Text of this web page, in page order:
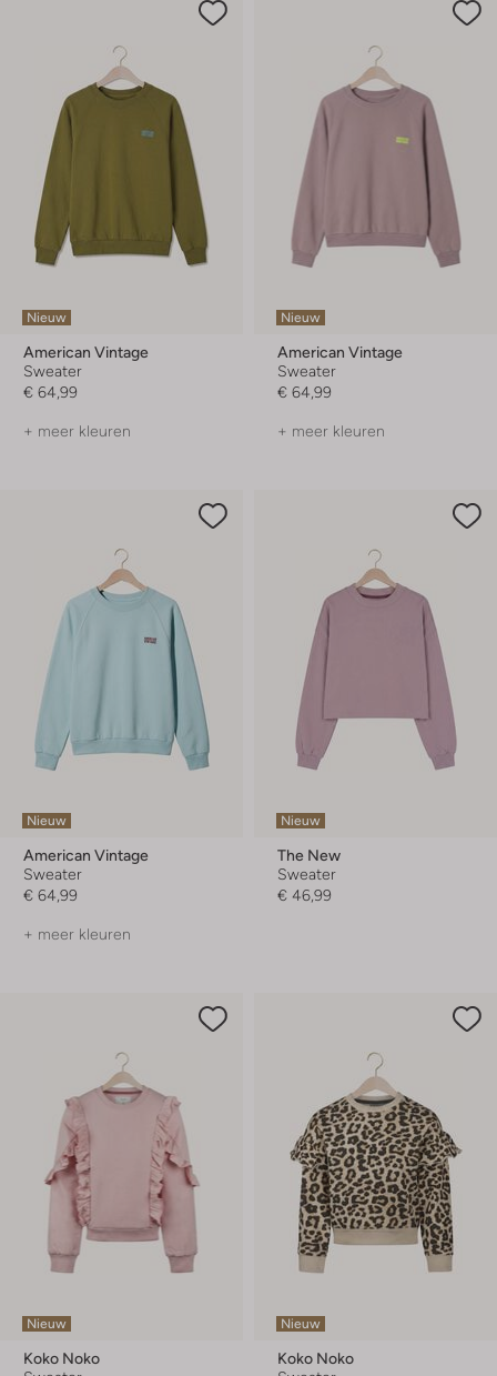
Nieuw
American Vintage
Sweater
€ 64,99
+ meer kleuren
Nieuw
American Vintage
Sweater
€ 64,99
+ meer kleuren
Nieuw
American Vintage
Sweater
€ 64,99
+ meer kleuren
Nieuw
The New
Sweater
€ 46,99
Nieuw
Koko Noko
Nieuw
Koko Noko